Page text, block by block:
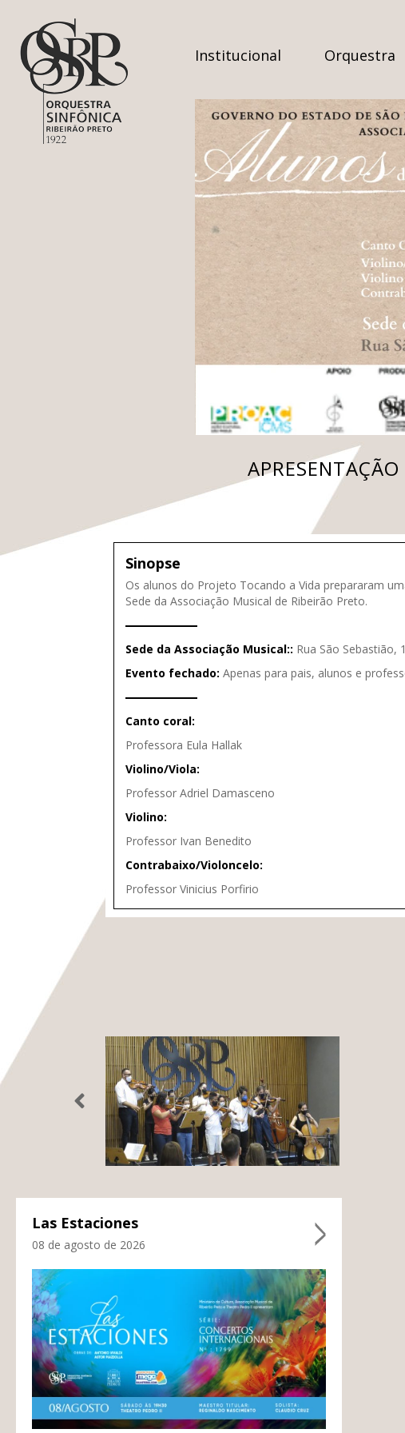
Institucional Orquestra
Sinopse
Os alunos do Projeto Tocando a Vida prepararam
Sede da Associação Musical de Ribeirão Preto.
Sede da Associação Musical:: Rua São Sebastião,
Evento fechado: Apenas para pais, alunos e
Canto coral:
Professora Eula Hallak
Violino/Viola:
Professor Adriel Damasceno
Violino:
Professor Ivan Benedito
Contrabaixo/Violoncelo:
Professor Vinicius Porfirio
Las Estaciones
08 de agosto de 2026